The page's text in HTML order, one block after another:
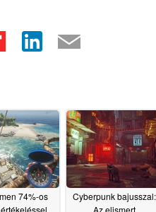
74%-os
Cyberpunk bajusszal: